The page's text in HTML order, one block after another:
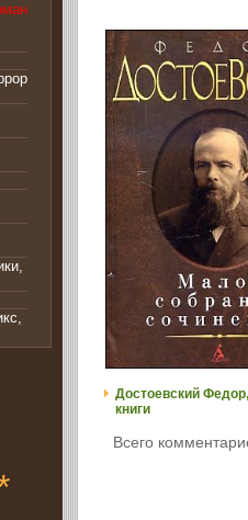
Достоевский
книги
Всего